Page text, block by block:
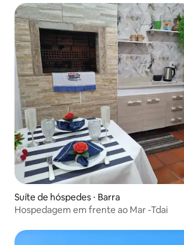
Suíte de hóspedes ⋅ Barra
Hospedagem em frente ao Mar -Tdai